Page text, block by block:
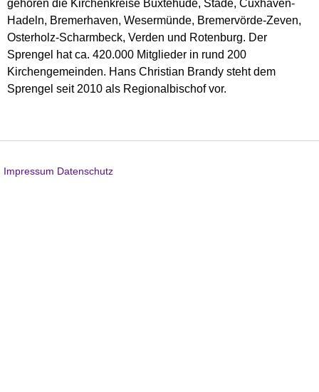
gehören die Kirchenkreise Buxtehude, Stade, Cuxhaven-
Hadeln, Bremerhaven, Wesermünde, Bremervörde-Zeven,
Osterholz-Scharmbeck, Verden und Rotenburg. Der
Sprengel hat ca. 420.000 Mitglieder in rund 200
Kirchengemeinden. Hans Christian Brandy steht dem
Sprengel seit 2010 als Regionalbischof vor.
Impressum Datenschutz